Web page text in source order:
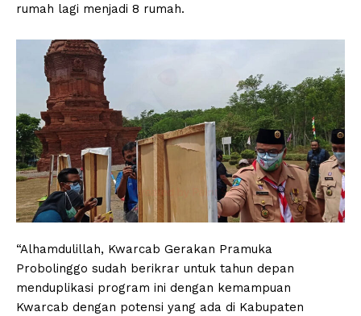
rumah lagi menjadi 8 rumah.
“Alhamdulillah, Kwarcab Gerakan Pramuka
Probolinggo sudah berikrar untuk tahun depan
menduplikasi program ini dengan kemampuan
Kwarcab dengan potensi yang ada di Kabupaten